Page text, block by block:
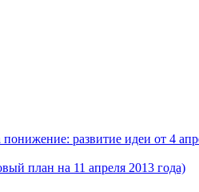
развитие идеи от 4
план на 11 апреля 2013 года)